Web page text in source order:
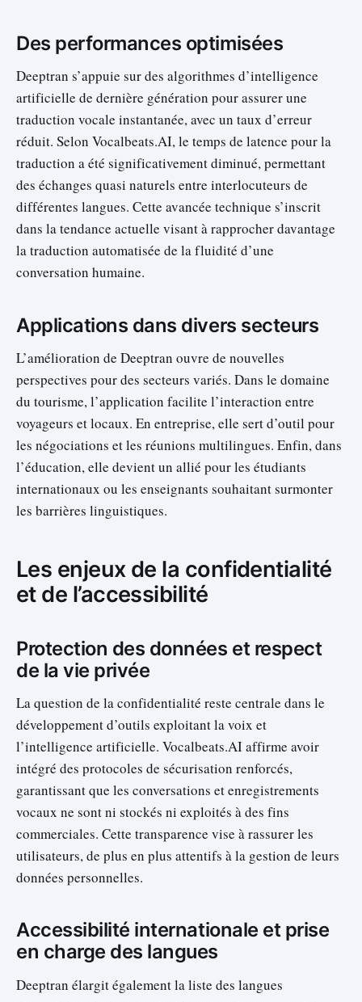
Des performances optimisées
Deeptran s’appuie sur des algorithmes d’intelligence
artificielle de dernière génération pour assurer une
traduction vocale instantanée, avec un taux d’erreur
réduit. Selon Vocalbeats.AI, le temps de latence pour la
traduction a été significativement diminué, permettant
des échanges quasi naturels entre interlocuteurs de
différentes langues. Cette avancée technique s’inscrit
dans la tendance actuelle visant à rapprocher davantage
la traduction automatisée de la fluidité d’une
conversation humaine.
Applications dans divers secteurs
L’amélioration de Deeptran ouvre de nouvelles
perspectives pour des secteurs variés. Dans le domaine
du tourisme, l’application facilite l’interaction entre
voyageurs et locaux. En entreprise, elle sert d’outil pour
les négociations et les réunions multilingues. Enfin, dans
l’éducation, elle devient un allié pour les étudiants
internationaux ou les enseignants souhaitant surmonter
les barrières linguistiques.
Les enjeux de la confidentialité
et de l’accessibilité
Protection des données et respect
de la vie privée
La question de la confidentialité reste centrale dans le
développement d’outils exploitant la voix et
l’intelligence artificielle. Vocalbeats.AI affirme avoir
intégré des protocoles de sécurisation renforcés,
garantissant que les conversations et enregistrements
vocaux ne sont ni stockés ni exploités à des fins
commerciales. Cette transparence vise à rassurer les
utilisateurs, de plus en plus attentifs à la gestion de leurs
données personnelles.
Accessibilité internationale et prise
en charge des langues
Deeptran élargit également la liste des langues